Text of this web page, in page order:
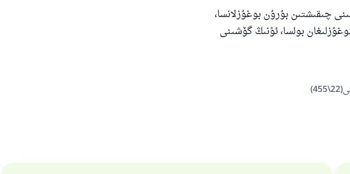
چىقىشتىن بۇرۇن بوغۇزلانسا،
بولسا، ئۇنىڭ گۆشىنى